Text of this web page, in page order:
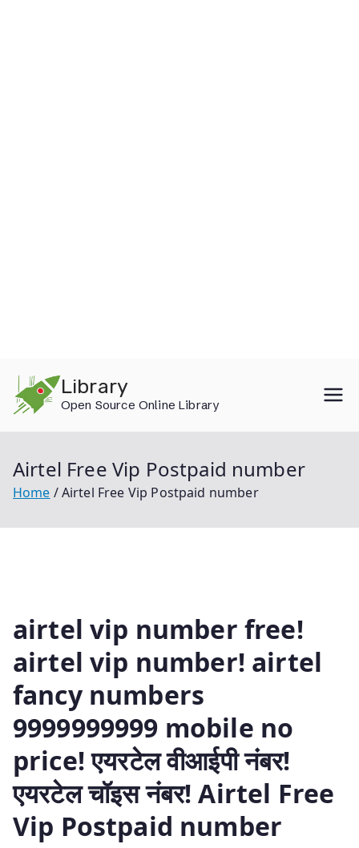
content
Library
Open Source Online Library
Airtel Free Vip Postpaid number
Home Airtel Free Vip Postpaid number
airtel vip number free!
airtel vip number! airtel
fancy numbers
9999999999 mobile no
price! एयरटेल वीआईपी नंबर!
एयरटेल चॉइस नंबर! Airtel Free
Vip Postpaid number